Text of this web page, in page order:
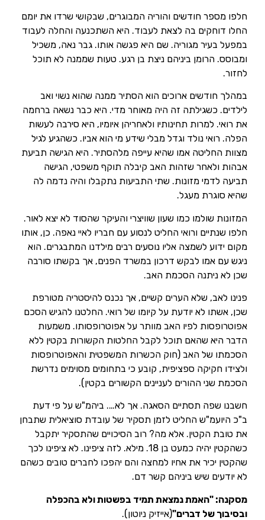
חלפו מספר חודשים והוריה המבוגרים, שבקושי שרדו את יומם
החלו דוחקים בה לצאת לעבוד. היא השתכנעה והחלה לעבוד
במפעל בעיר מגוריה. שם היא פגשה אותו. גבר נאה, משכיל
ומבוסס. הרומן ביניהם ניצת בן רגע. טעות שממנה לא תוכל
לחזור.
במהלך חודשים ארוכים הוא הסתיר ממנה שהוא נשוי ואב
לילדים. כשגילתה זה היה מאוחר מדי. היא כבר נשאה ברחמה
את רואי. למרות תחינותיו ולאחריהן איומיו, היא סירבה לעשות
הפלה. רואי נולד וגדל מבלי שידע מי הוא אביו. כשהגיע לגיל
מצוות החליטה אמו שהיא עייפה מלהסתיר. היא הגישה תביעת
אבהות ולאחר שזהות האב קיבלה תוקף משפטי, הגישה
תביעה לדמי מזונות. שתי התביעות נתקבלו והיה נדמה לה
שהיא סוגרת מעגל.
המזונות שולמו כמו שעון שוויצרי והעיקר שהסוד לא יצא לאור.
חלפו שנתיים ורואי החליט לנסוע עם חבריו לאיי נאפה. כן, אותו
מקום ידוע לשמצה אליו נוסעים רבים מילדנו המתבגרים. הוא
ניגש עם אמו לבקש דרכון במשרד הפנים, אך בקשתו סורבה
שכן לא ניתנה הסכמת האב.
פנינו לאב, שלא הערים קשיים, אך נכנס להיסטריה מטורפת
שכן, אשתו לא יודעת על קיומו של רואי. החלטנו להגיש הסכם
אפוטרופסות לפיו האב מוותר על אפוטרופסותו. משמעות
הדבר היא שהאם תוכל לקבל החלטות הקשורות בקטין ללא
הסכמתו של האב (חוק הכשרות המשפטית והאפוטרופסות
ולצידו חקיקה ספציפית, קובע כי בתחומים מסוימים נדרשת
הסכמת שני ההורים לעניינים הקשורים בקטין).
חשבנו שפה תסתיים הסאגה. אך לא…. ביהמ"ש על פי דעת
ב"כ היועמ"ש החליט לזמן תסקיר של עובדת סוציאלית שתבחן
את טובת הקטין. אלא מה? רוב הסיכויים שהתסקיר יתקבל
כשהקטין יהיה כמעט בן 18. מילא. לזה ציפינו. לא ציפינו לכך
שהקטין יכיר את אחיו למחצה והם יהפכו לחברים טובים כשהם
לא יודעים שיש ביניהם קשר דם.
מסקנה: "האמת נמצאת תמיד בפשטות ולא בהכפלה
ובסיבוך של דברים"(אייזיק ניוטון).